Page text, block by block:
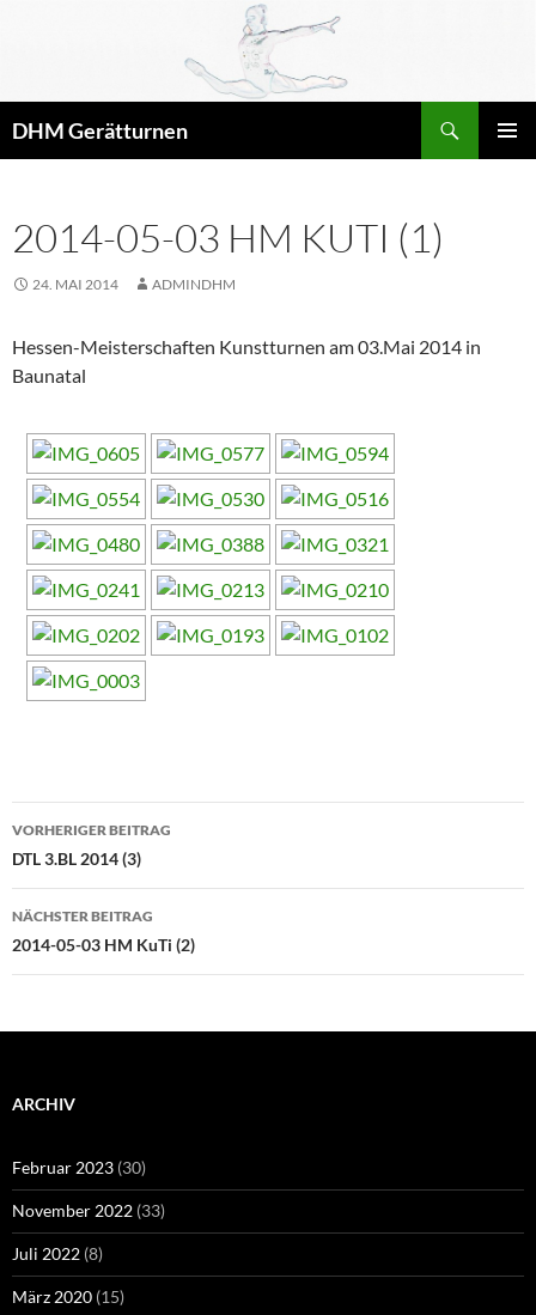
DHM Gerätturnen
2014-05-03 HM KUTI (1)
24. MAI 2014 ADMINDHM
Hessen-Meisterschaften Kunstturnen am 03.Mai 2014 in
Baunatal
Beitragsnavigation
VORHERIGER BEITRAG
DTL 3.BL 2014 (3)
NÄCHSTER BEITRAG
2014-05-03 HM KuTi (2)
ARCHIV
Februar 2023 (30)
November 2022 (33)
Juli 2022 (8)
März 2020 (15)